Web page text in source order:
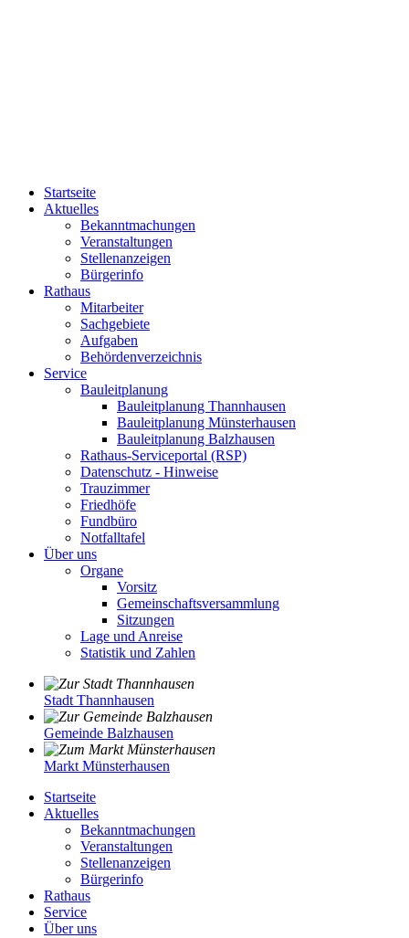
Startseite
Aktuelles
Bekanntmachungen
Veranstaltungen
Stellenanzeigen
Bürgerinfo
Rathaus
Mitarbeiter
Sachgebiete
Aufgaben
Behördenverzeichnis
Service
Bauleitplanung
Bauleitplanung Thannhausen
Bauleitplanung Münsterhausen
Bauleitplanung Balzhausen
Rathaus-Serviceportal (RSP)
Datenschutz - Hinweise
Trauzimmer
Friedhöfe
Fundbüro
Notfalltafel
Über uns
Organe
Vorsitz
Gemeinschaftsversammlung
Sitzungen
Lage und Anreise
Statistik und Zahlen
Stadt Thannhausen
Gemeinde Balzhausen
Markt Münsterhausen
Startseite
Aktuelles
Bekanntmachungen
Veranstaltungen
Stellenanzeigen
Bürgerinfo
Rathaus
Service
Über uns